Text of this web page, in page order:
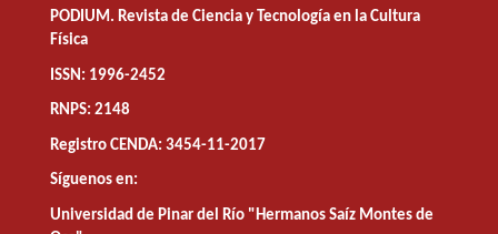
PODIUM. Revista de Ciencia y Tecnología en la Cultura
Física
ISSN: 1996-2452
RNPS: 2148
Registro CENDA: 3454-11-2017
Síguenos en:
Universidad de Pinar del Río "Hermanos Saíz Montes de